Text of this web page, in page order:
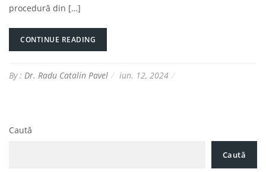
procedură din […]
CONTINUE READING
By : Dr. Radu Catalin Pavel iun. 12, 2024
Caută
Caută